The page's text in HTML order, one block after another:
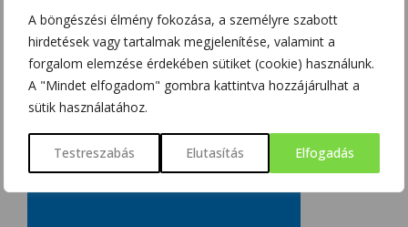
A böngészési élmény fokozása, a személyre szabott
hirdetések vagy tartalmak megjelenítése, valamint a
forgalom elemzése érdekében sütiket (cookie) használunk.
A "Mindet elfogadom" gombra kattintva hozzájárulhat a
sütik használatához.
Testreszabás Elutasítás Elfogadás